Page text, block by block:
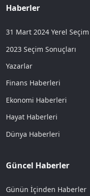
Haberler
31 Mart 2024 Yerel Seçim
2023 Seçim Sonuçları
Yazarlar
Finans Haberleri
Ekonomi Haberleri
Hayat Haberleri
Dünya Haberleri
Güncel Haberler
Günün İçinden Haberler